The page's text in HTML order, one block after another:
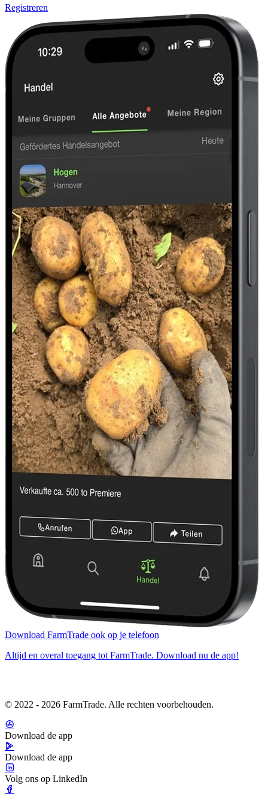
Registreren
Download FarmTrade ook op je telefoon
Altijd en overal toegang tot FarmTrade. Download nu de app!
© 2022 - 2026 FarmTrade. Alle rechten voorbehouden.
Download de app
Download de app
Volg ons op LinkedIn